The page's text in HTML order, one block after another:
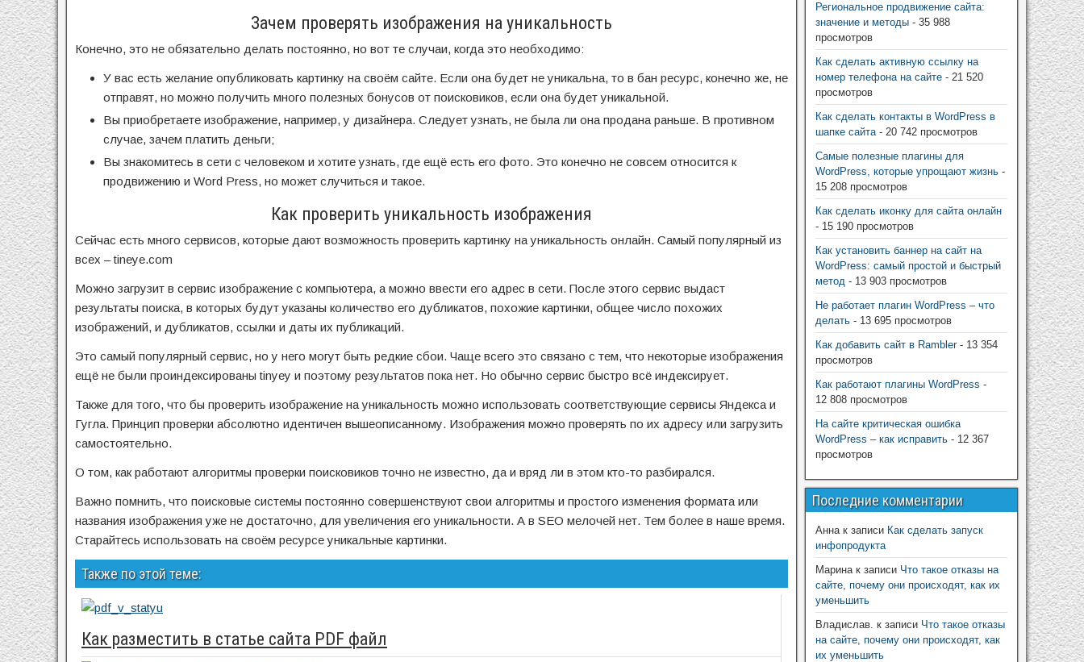
Зачем проверять изображения на уникальность
Конечно, это не обязательно делать постоянно, но вот те случаи, когда это необходимо:
У вас есть желание опубликовать картинку на своём сайте. Если она будет не уникальна, то в бан ресурс, конечно же, не
отправят, но можно получить много полезных бонусов от поисковиков, если она будет уникальной.
Вы приобретаете изображение, например, у дизайнера. Следует узнать, не была ли она продана раньше. В противном
случае, зачем платить деньги;
Вы знакомитесь в сети с человеком и хотите узнать, где ещё есть его фото. Это конечно не совсем относится к
продвижению и Word Press, но может случиться и такое.
Как проверить уникальность изображения
Сейчас есть много сервисов, которые дают возможность проверить картинку на уникальность онлайн. Самый популярный из
всех – tineye.com
Можно загрузит в сервис изображение с компьютера, а можно ввести его адрес в сети. После этого сервис выдаст
результаты поиска, в которых будут указаны количество его дубликатов, похожие картинки, общее число похожих
изображений, и дубликатов, ссылки и даты их публикаций.
Это самый популярный сервис, но у него могут быть редкие сбои. Чаще всего это связано с тем, что некоторые изображения
ещё не были проиндексированы tinyey и поэтому результатов пока нет. Но обычно сервис быстро всё индексирует.
Также для того, что бы проверить изображение на уникальность можно использовать соответствующие сервисы Яндекса и
Гугла. Принцип проверки абсолютно идентичен вышеописанному. Изображения можно проверять по их адресу или загрузить
самостоятельно.
О том, как работают алгоритмы проверки поисковиков точно не известно, да и вряд ли в этом кто-то разбирался.
Важно помнить, что поисковые системы постоянно совершенствуют свои алгоритмы и простого изменения формата или
названия изображения уже не достаточно, для увеличения его уникальности. А в SEO мелочей нет. Тем более в наше время.
Старайтесь использовать на своём ресурсе уникальные картинки.
Также по этой теме:
Как разместить в статье сайта PDF файл
Региональное продвижение сайта:
значение и методы - 35 988
просмотров
Как сделать активную ссылку на
номер телефона на сайте - 21 520
просмотров
Как сделать контакты в WordPress в
шапке сайта- 20 742 просмотров
Самые полезные плагины для
WordPress, которые упрощают жизнь -
15 208 просмотров
Как сделать иконку для сайта онлайн
- 15 190 просмотров
Как установить баннер на сайт на
WordPress: самый простой и быстрый
метод - 13 903 просмотров
Не работает плагин WordPress – что
делать - 13 695 просмотров
Как добавить сайт в Rambler- 13 354
просмотров
Как работают плагины WordPress -
12 808 просмотров
На сайте критическая ошибка
WordPress – как исправить - 12 367
просмотров
Последние комментарии
Аннак записи Как сделать запуск
инфопродукта
Маринак записи Что такое отказы на
сайте, почему они происходят, как их
уменьшить
Владислав. к записи Что такое отказы
на сайте, почему они происходят, как
их уменьшить